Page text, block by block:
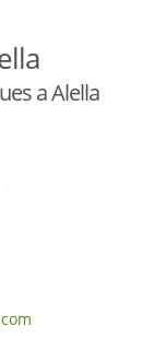
a Alella